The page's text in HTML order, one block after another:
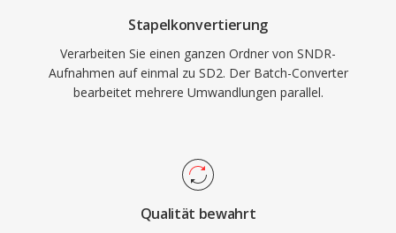
Stapelkonvertierung
Verarbeiten Sie einen ganzen Ordner von SNDR-
Aufnahmen auf einmal zu SD2. Der Batch-Converter
bearbeitet mehrere Umwandlungen parallel.
Qualität bewahrt